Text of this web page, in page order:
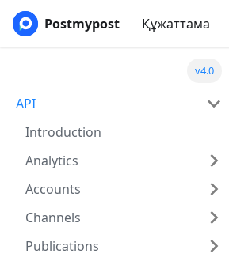
Postmypost Құжаттама
v4.0
API
Introduction
Analytics
Accounts
Channels
Publications